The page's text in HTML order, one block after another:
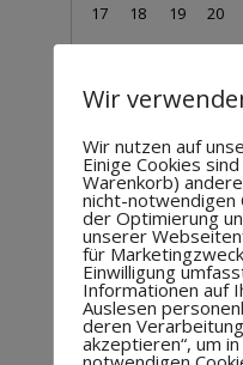
17
18 19 20
24
25 26 27
31
Schulkind 1.-4. Klasse
16,50 €
Schulkind 5.-9.
18,50 €
Schulkind 10.-12.
Wir
Wir nutzen auf
Einige Cookies
Warenkorb)
nicht-notwendigen
der Optimierung
unserer
für
Einwilligung
Informationen auf
Auslesen
deren
akzeptieren“, um